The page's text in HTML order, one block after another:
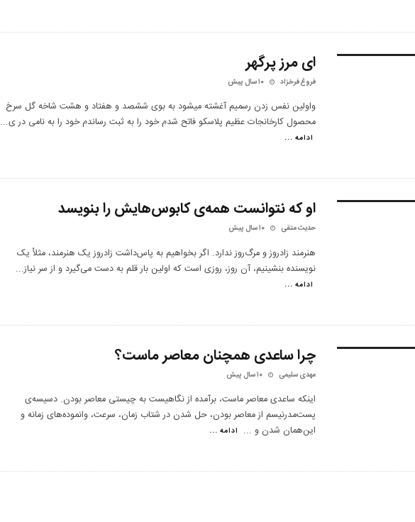
ای مرز پرگهر
فروغ فرخزاد ۱۰ سال پیش
واولین نفس زدن رسمیم آغشته میشود به بوی ششصد و هفتاد و هشت شاخه گل سرخ
محصول کارخانجات عظیم پلاسکو فاتح شدم خود را به ثبت رساندم خود را به نامی در ی...
ادامه ...
او که نتوانست همه‌ی کابوس‌هایش را بنویسد
حدیث متقی ۱۰ سال پیش
هنرمند زادروز و مرگ‌روز ندارد. اگر بخواهیم به پاس‌داشت زادروز یک هنرمند، مثلاْ یک
نویسنده بنشینیم، آن روز، روزی است که اولین بار قلم به دست می‌گیرد و از سر نیاز...
ادامه ...
چرا ساعدی همچنان معاصر ماست؟
مهدی سلیمی ۱۰ سال پیش
اینکه ساعدی معاصر ماست، برآمده از نگاهیست به چیستی معاصر بودن. دسیسه‌ی
پست‌مدرنیسم از معاصر بودن، حل شدن در شتاب زمان، سرعت، وانموده‌های زمانه و
این‌همان شدن و ... ادامه ...